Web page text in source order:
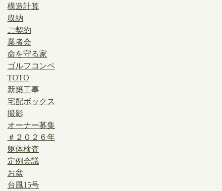
構造計算
収納
ご契約
業者会
命を守る家
ゴルフコンペ
TOTO
新築工事
宅配ボックス
撮影
オーナー募集
＃２０２６年
躯体検査
定例会議
お盆
台風15号